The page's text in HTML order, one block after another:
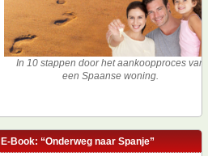
In 10 stappen door het aankoopproces van
een Spaanse woning.
E-Book: “Onderweg naar Spanje”